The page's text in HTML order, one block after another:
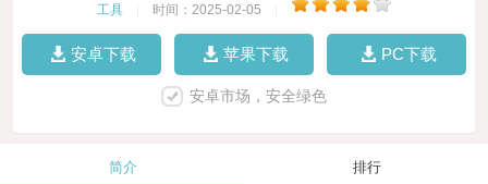
工具 时间：2025-02-05
安卓下载 苹果下载 PC下载
安卓市场，安全绿色
简介 排行